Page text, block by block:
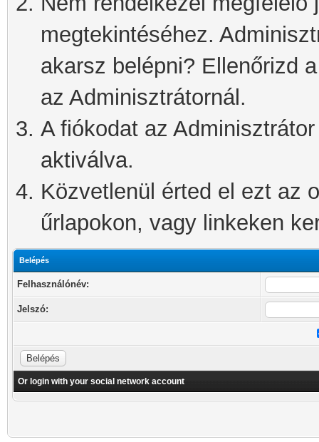
megtekintéséhez.
akarsz belépni? Ellenőrizd
az Adminisztrátornál.
A fiókodat az
aktiválva.
Közvetlenül érted el ezt az
űrlapokon, vagy linkeken
Belépés
Felhasználónév:
Jelszó:
Or login with your social network account